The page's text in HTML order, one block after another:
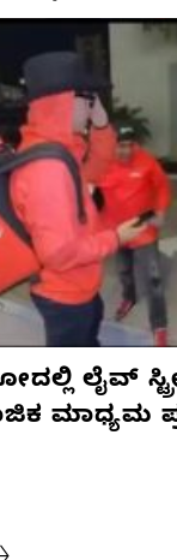
ಲೈವ್
ಮಾಧ್ಯಮ